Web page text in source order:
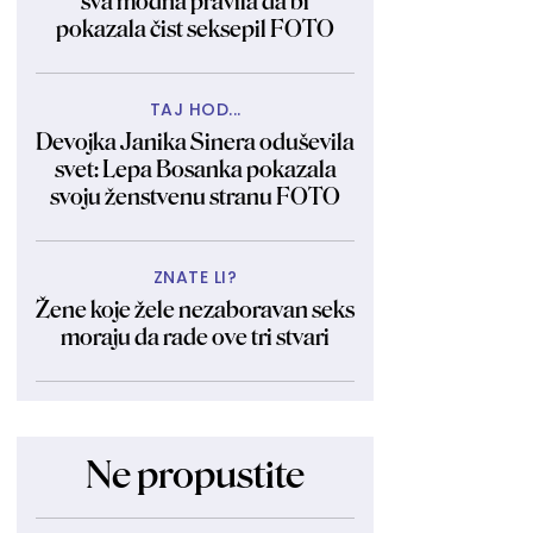
pokazala čist seksepil FOTO
TAJ HOD...
Devojka Janika Sinera oduševila
svet: Lepa Bosanka pokazala
svoju ženstvenu stranu FOTO
ZNATE LI?
Žene koje žele nezaboravan seks
moraju da rade ove tri stvari
Ne propustite